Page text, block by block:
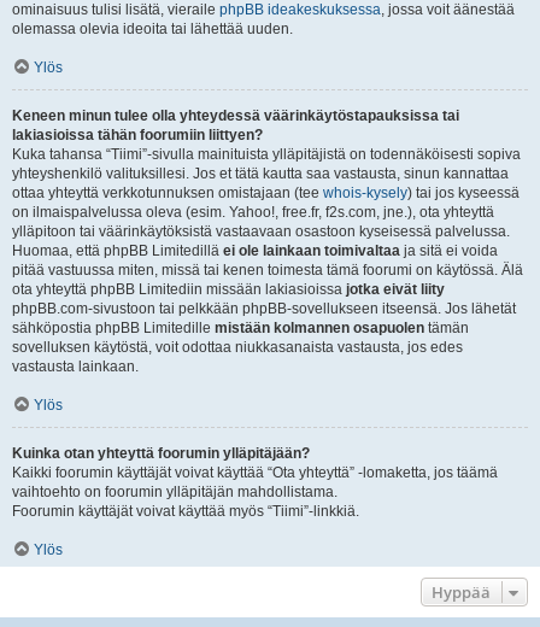
ominaisuus tulisi lisätä, vieraile phpBB ideakeskuksessa, jossa voit äänestää
olemassa olevia ideoita tai lähettää uuden.
Ylös
Keneen minun tulee olla yhteydessä väärinkäytöstapauksissa tai
lakiasioissa tähän foorumiin liittyen?
Kuka tahansa “Tiimi”-sivulla mainituista ylläpitäjistä on todennäköisesti sopiva
yhteyshenkilö valituksillesi. Jos et tätä kautta saa vastausta, sinun kannattaa
ottaa yhteyttä verkkotunnuksen omistajaan (tee whois-kysely) tai jos kyseessä
on ilmaispalvelussa oleva (esim. Yahoo!, free.fr, f2s.com, jne.), ota yhteyttä
ylläpitoon tai väärinkäytöksistä vastaavaan osastoon kyseisessä palvelussa.
Huomaa, että phpBB Limitedillä ei ole lainkaan toimivaltaa ja sitä ei voida
pitää vastuussa miten, missä tai kenen toimesta tämä foorumi on käytössä. Älä
ota yhteyttä phpBB Limitediin missään lakiasioissa jotka eivät liity
phpBB.com-sivustoon tai pelkkään phpBB-sovellukseen itseensä. Jos lähetät
sähköpostia phpBB Limitedille mistään kolmannen osapuolen tämän
sovelluksen käytöstä, voit odottaa niukkasanaista vastausta, jos edes
vastausta lainkaan.
Ylös
Kuinka otan yhteyttä foorumin ylläpitäjään?
Kaikki foorumin käyttäjät voivat käyttää “Ota yhteyttä” -lomaketta, jos täämä
vaihtoehto on foorumin ylläpitäjän mahdollistama.
Foorumin käyttäjät voivat käyttää myös “Tiimi”-linkkiä.
Ylös
Hyppää